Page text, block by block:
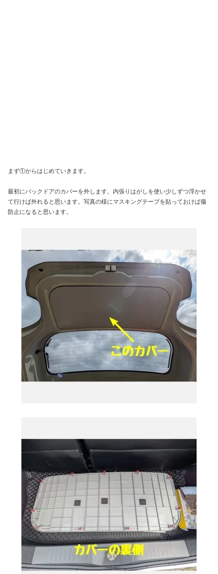
まず①からはじめていきます。
最初にバックドアのカバーを外します。内張りはがしを使い少しずつ浮かせ
て行けば外れると思います。写真の様にマスキングテープを貼っておけば傷
防止になると思います。